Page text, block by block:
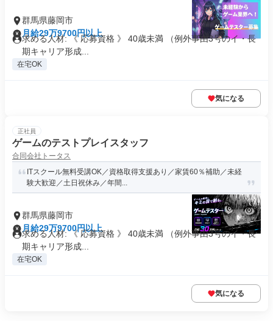
群馬県藤岡市
月給29万9700円以上
求める人材: 《 応募資格 》 40歳未満 （例外事由3号のイ・長
期キャリア形成...
在宅OK
気になる
正社員
ゲームのテストプレイスタッフ
合同会社トータス
ITスクール無料受講OK／資格取得支援あり／家賃60％補助／未経
験大歓迎／土日祝休み／年間...
群馬県藤岡市
月給29万9700円以上
求める人材: 《 応募資格 》 40歳未満 （例外事由3号のイ・長
期キャリア形成...
在宅OK
気になる